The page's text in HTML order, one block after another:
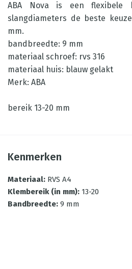
ABA Nova is een flexibele
slangdiameters de beste
mm.
bandbreedte: 9 mm
materiaal schroef: rvs 316
materiaal huis: blauw gelakt
Merk: ABA
bereik 13-20 mm
Kenmerken
Materiaal: RVS A4
Klembereik (in mm): 13-20
Bandbreedte: 9 mm